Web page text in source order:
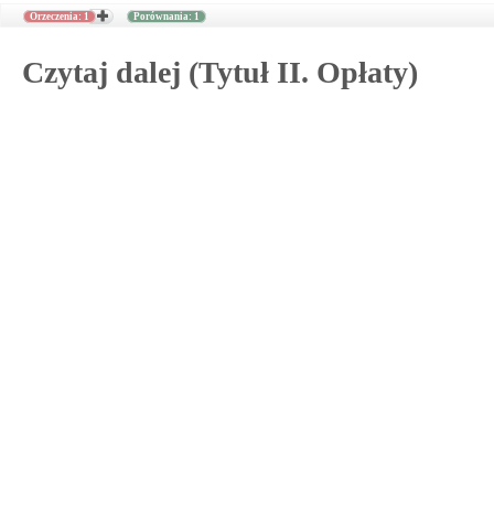
Orzeczenia: 1 Porównania: 1
Czytaj dalej (Tytuł II. Opłaty)